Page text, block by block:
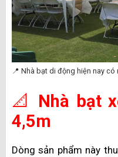
📍 Nhà bạt di động hiện nay
📐 Nhà bạt
4,5m
Dòng sản phẩm này